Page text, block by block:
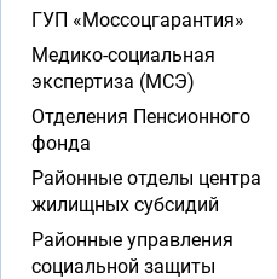
ГУП «Моссоцгарантия»
Медико-социальная
экспертиза (МСЭ)
Отделения Пенсионного
фонда
Районные отделы центра
жилищных субсидий
Районные управления
социальной защиты